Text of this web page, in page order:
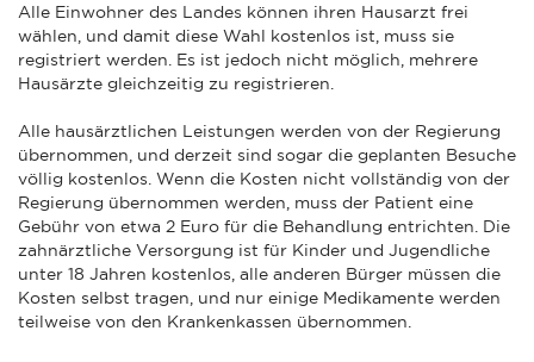
Alle Einwohner des Landes können ihren Hausarzt frei
wählen, und damit diese Wahl kostenlos ist, muss sie
registriert werden. Es ist jedoch nicht möglich, mehrere
Hausärzte gleichzeitig zu registrieren.
Alle hausärztlichen Leistungen werden von der Regierung
übernommen, und derzeit sind sogar die geplanten Besuche
völlig kostenlos. Wenn die Kosten nicht vollständig von der
Regierung übernommen werden, muss der Patient eine
Gebühr von etwa 2 Euro für die Behandlung entrichten. Die
zahnärztliche Versorgung ist für Kinder und Jugendliche
unter 18 Jahren kostenlos, alle anderen Bürger müssen die
Kosten selbst tragen, und nur einige Medikamente werden
teilweise von den Krankenkassen übernommen.